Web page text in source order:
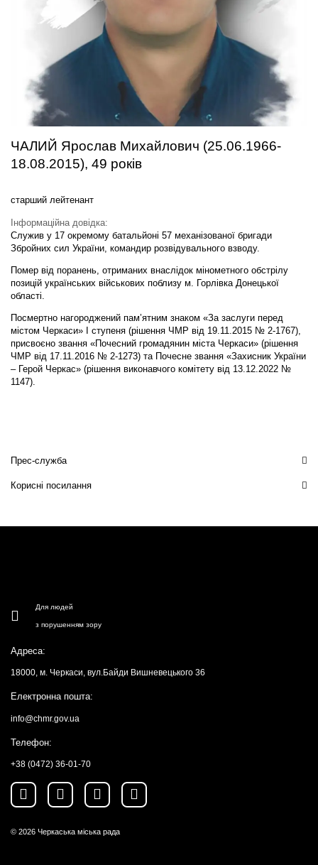
ЧАЛИЙ Ярослав Михайлович (25.06.1966-
18.08.2015), 49 років
старший лейтенант
Інформаційна довідка:
Служив у 17 окремому батальйоні 57 механізованої бригади
Збройних сил України, командир розвідувального взводу.
Помер від поранень, отриманих внаслідок мінометного обстрілу
позицій українських військових поблизу м. Горлівка Донецької
області.
Посмертно нагороджений пам’ятним знаком «За заслуги перед
містом Черкаси» I ступеня (рішення ЧМР від 19.11.2015 № 2-1767),
присвоєно звання «Почесний громадянин міста Черкаси» (рішення
ЧМР від 17.11.2016 № 2-1273) та Почесне звання «Захисник України
– Герой Черкас» (рішення виконавчого комітету від 13.12.2022 №
1147).
Прес-служба
Корисні посилання
Для людей
з порушенням зору
Адреса:
18000, м. Черкаси, вул.Байди Вишневецького 36
Електронна пошта:
info@chmr.gov.ua
Телефон:
+38 (0472) 36-01-70
© 2026 Черкаська міська рада